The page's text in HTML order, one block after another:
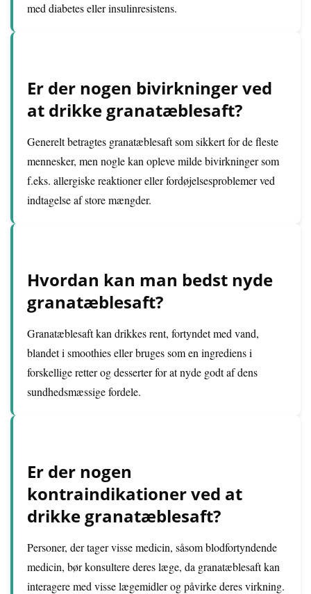
med diabetes eller insulinresistens.
Er der nogen bivirkninger ved
at drikke granatæblesaft?
Generelt betragtes granatæblesaft som sikkert for de fleste
mennesker, men nogle kan opleve milde bivirkninger som
f.eks. allergiske reaktioner eller fordøjelsesproblemer ved
indtagelse af store mængder.
Hvordan kan man bedst nyde
granatæblesaft?
Granatæblesaft kan drikkes rent, fortyndet med vand,
blandet i smoothies eller bruges som en ingrediens i
forskellige retter og desserter for at nyde godt af dens
sundhedsmæssige fordele.
Er der nogen
kontraindikationer ved at
drikke granatæblesaft?
Personer, der tager visse medicin, såsom blodfortyndende
medicin, bør konsultere deres læge, da granatæblesaft kan
interagere med visse lægemidler og påvirke deres virkning.